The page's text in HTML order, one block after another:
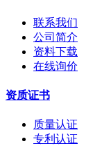
联系我们
公司简介
资料下载
在线询价
资质证书
质量认证
专利认证